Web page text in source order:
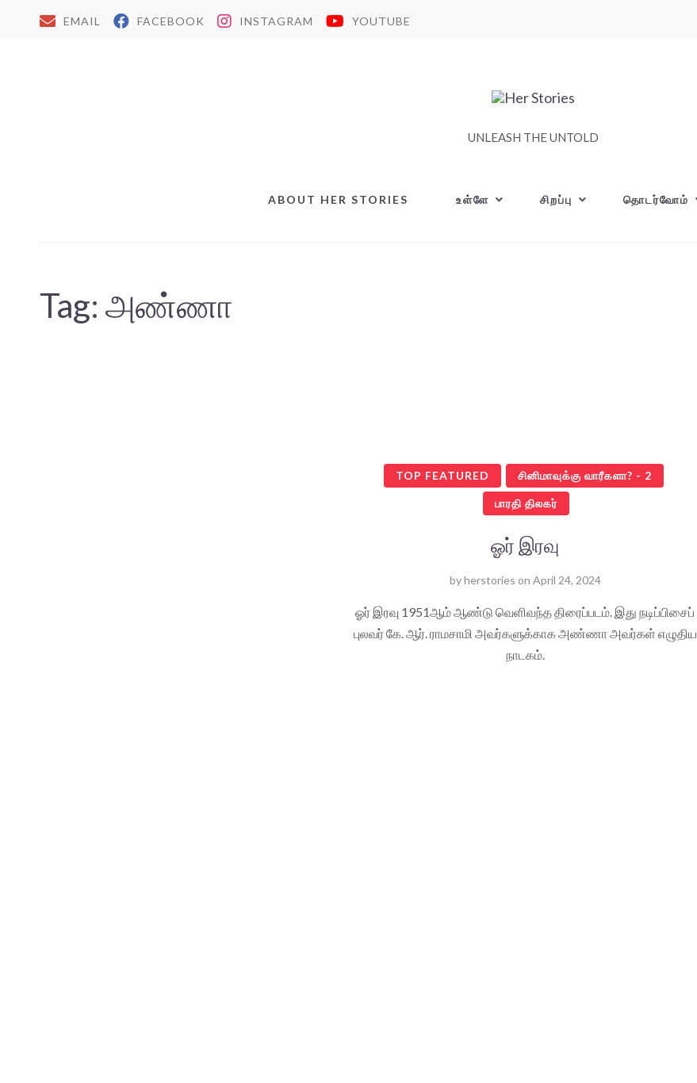
EMAIL FACEBOOK INSTAGRAM YOUTUBE
UNLEASH THE UNTOLD
ABOUT HER STORIES உள்ளே சிறப்பு தொடர்வோம்
Tag: அண்ணா
TOP FEATURED சினிமாவுக்கு வாரீகளா? - 2
பாரதி திலகர்
ஓர் இரவு
byherstories on April 24, 2024
ஓர் இரவு 1951ஆம் ஆண்டு வெளிவந்த திரைப்படம். இது நடிப்பிசைப்
புலவர் கே. ஆர். ராமசாமி அவர்களுக்காக அண்ணா அவர்கள் எழுதிய
நாடகம்.